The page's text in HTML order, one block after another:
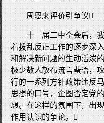
周恩来评价引争议
十一届三中全会后，
着拨乱反正工作的逐步深
和解决新问题的生动活泼
极少数人散布流言蜚语，
行的一系列方针政策违反
思想的口号，企图否定党
想。在这样的氛围下，出
作用认识的争论。